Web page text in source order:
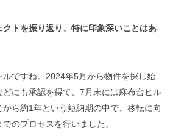
トを振り返り、特に印象深いことはあ
ですね。2024年5月から物件を探し始
にも承認を得て、7月末には麻布台ヒル
ら約1年という短納期の中で、移転に向
のプロセスを行いました。